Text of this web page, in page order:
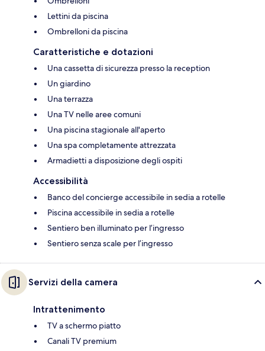
Lettini da piscina
Ombrelloni da piscina
Caratteristiche e dotazioni
Una cassetta di sicurezza presso la reception
Un giardino
Una terrazza
Una TV nelle aree comuni
Una piscina stagionale all'aperto
Una spa completamente attrezzata
Armadietti a disposizione degli ospiti
Accessibilità
Banco del concierge accessibile in sedia a rotelle
Piscina accessibile in sedia a rotelle
Sentiero ben illuminato per l’ingresso
Sentiero senza scale per l’ingresso
Servizi della camera
Intrattenimento
TV a schermo piatto
Canali TV premium